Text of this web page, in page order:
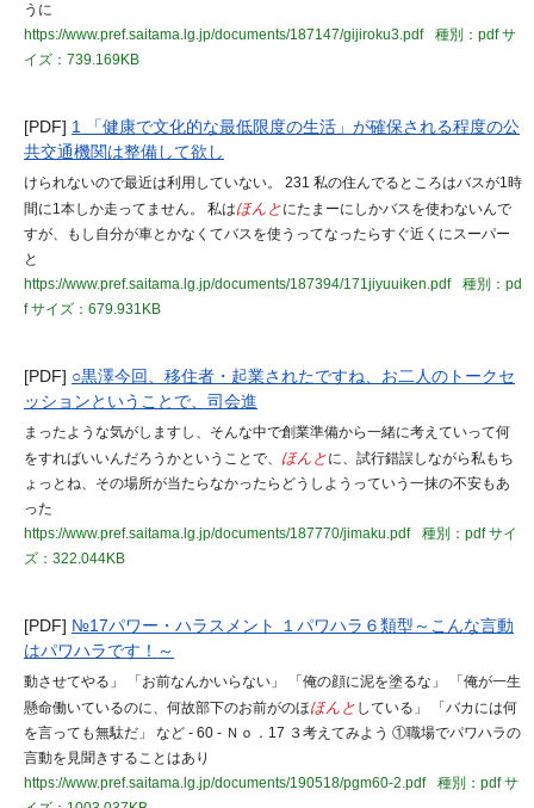
うに
https://www.pref.saitama.lg.jp/documents/187147/gijiroku3.pdf
種別：pdfサ
イズ：739.169KB
[PDF] 1 「健康で文化的な最低限度の生活」が確保される程度の公
共交通機関は整備して欲し
けられないので最近は利用していない。 231 私の住んでるところはバスが1時
間に1本しか走ってません。 私はほんとにたまーにしかバスを使わないんで
すが、もし自分が車とかなくてバスを使うってなったらすぐ近くにスーパー
と
https://www.pref.saitama.lg.jp/documents/187394/171jiyuuiken.pdf
種別：pd
fサイズ：679.931KB
[PDF] ○黒澤今回、移住者・起業されたですね、お二人のトークセ
ッションということで、司会進
まったような気がしますし、そんな中で創業準備から一緒に考えていって何
をすればいいんだろうかということで、 ほんとに、試行錯誤しながら私もち
ょっとね、その場所が当たらなかったらどうしようっていう一抹の不安もあ
った
https://www.pref.saitama.lg.jp/documents/187770/jimaku.pdf
種別：pdfサイ
ズ：322.044KB
[PDF] №17パワー・ハラスメント １パワハラ６類型～こんな言動
はパワハラです！～
動させてやる」 「お前なんかいらない」 「俺の顔に泥を塗るな」 「俺が一生
懸命働いているのに、何故部下のお前がのほほんと している」 「バカには何
を言っても無駄だ」 など - 60 - Ｎｏ．17 ３考えてみよう ①職場でパワハラの
言動を見聞きすることはあり
https://www.pref.saitama.lg.jp/documents/190518/pgm60-2.pdf
種別：pdfサ